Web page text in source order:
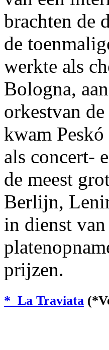
brachten de
de
werkte als
Bologna,
orkestvan
kwam
als concert-
de meest
Berlijn,
in dienst
prijzen.
* La Traviata